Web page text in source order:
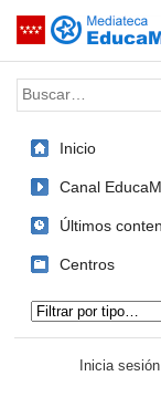
Saltar navegación
Palabra o frase:
Inicio
Canal
Últimos
Centros
Inicia